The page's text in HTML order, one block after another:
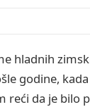
hladnih
godine,
reći da je bilo